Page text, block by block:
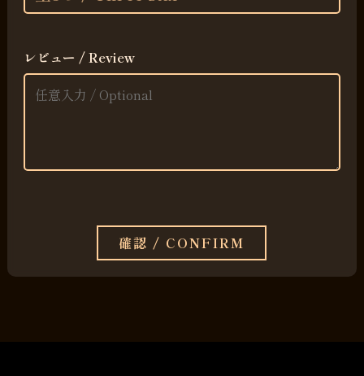
レビュー / Review
確認 / CONFIRM